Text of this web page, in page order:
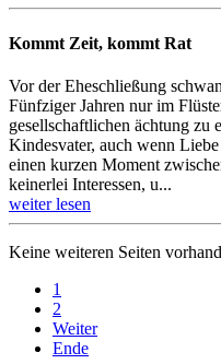
Kommt Zeit, kommt Rat
Vor der Eheschließung
Fünfziger Jahren nur im
gesellschaftlichen ächtung zu
Kindesvater, auch wenn
einen kurzen Moment
keinerlei Interessen, u...
weiter lesen
Keine weiteren Seiten
1
2
Weiter
Ende